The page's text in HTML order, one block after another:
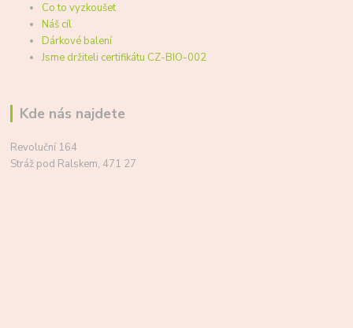
Co to vyzkoušet
Náš cíl
Dárkové balení
Jsme držiteli certifikátu CZ-BIO-002
Kde nás najdete
Revoluční 164
Stráž pod Ralskem, 471 27